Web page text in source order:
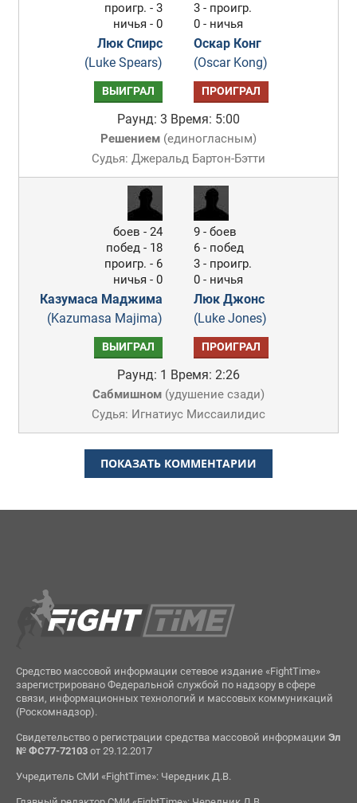
проигр. - 3
ничья - 0
Люк Спирс
(Luke Spears)
3 - проигр.
0 - ничья
Оскар Конг
(Oscar Kong)
ВЫИГРАЛ ПРОИГРАЛ
Раунд: 3 Время: 5:00
Решением(единогласным)
Судья: Джеральд Бартон-Бэтти
боев - 24
побед - 18
проигр. - 6
ничья - 0
Казумаса Маджима
(Kazumasa Majima)
9 - боев
6 - побед
3 - проигр.
0 - ничья
Люк Джонс
(Luke Jones)
ВЫИГРАЛ ПРОИГРАЛ
Раунд: 1 Время: 2:26
Сабмишном(удушение сзади)
Судья: Игнатиус Миссаилидис
ПОКАЗАТЬ КОММЕНТАРИИ
Средство массовой информации сетевое издание «FightTime»
зарегистрировано Федеральной службой по надзору в сфере
связи, информационных технологий и массовых коммуникаций
(Роскомнадзор).
Свидетельство о регистрации средства массовой информации Эл
№ ФС77-72103от 29.12.2017
Учредитель СМИ «FightTime»: Чередник Д.В.